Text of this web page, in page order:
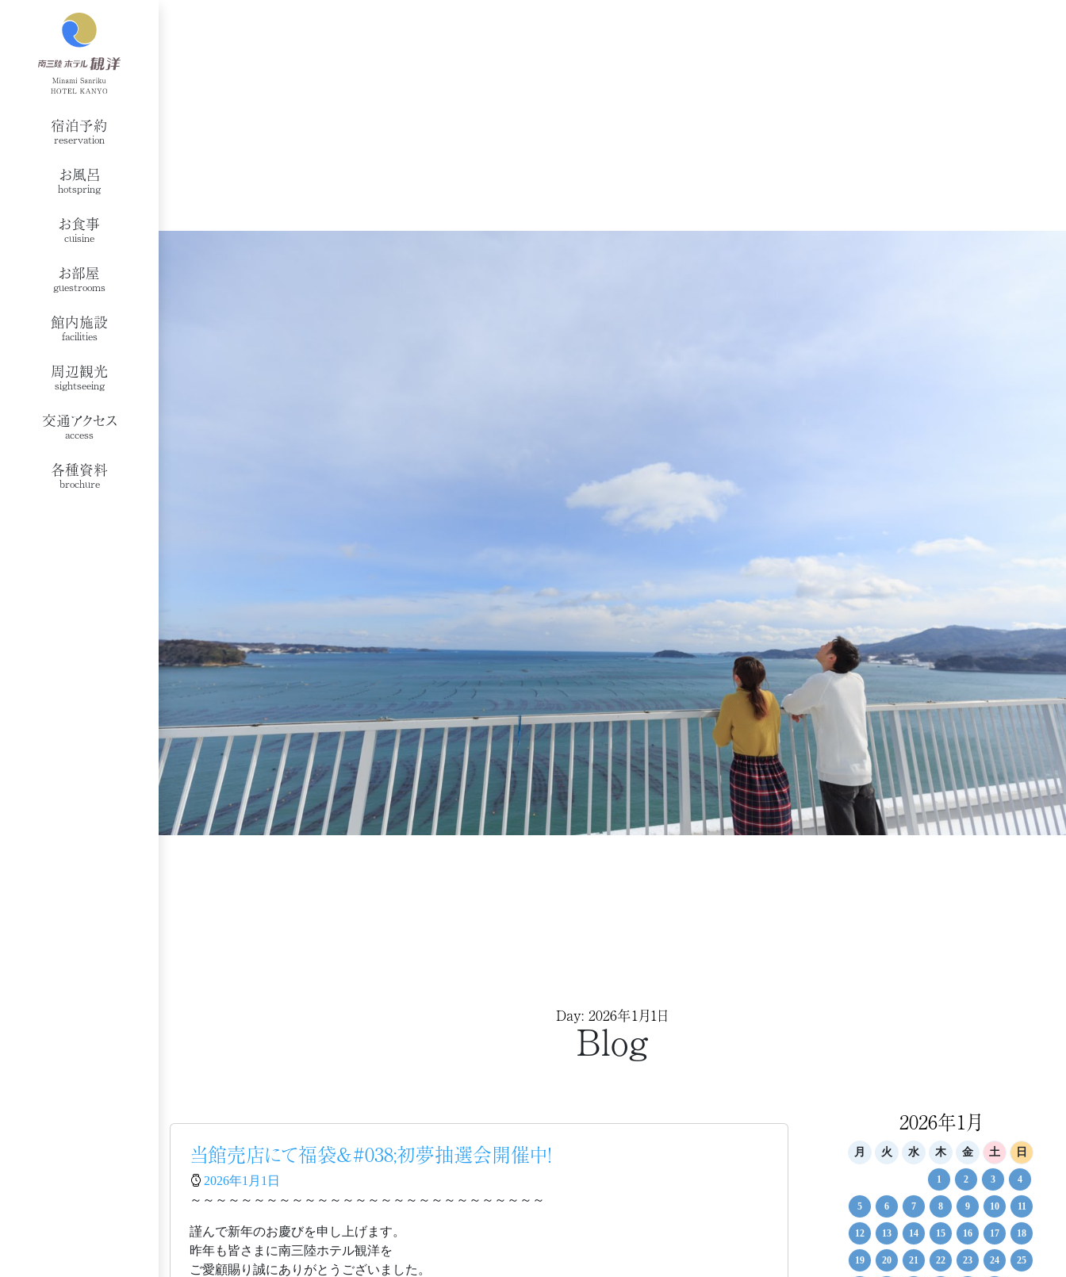
宿泊予約
reservation
お風呂
hotspring
お食事
cuisine
お部屋
guestrooms
館内施設
facilities
周辺観光
sightseeing
交通アクセス
access
各種資料
brochure
Day: 2026年1月1日
Blog
当館売店にて福袋&#038;初夢抽選会開催中！
2026年1月1日
～～～～～～～～～～～～～～～～～～～～～～～～～～～～
謹んで新年のお慶びを申し上げます。
昨年も皆さまに南三陸ホテル観洋を
ご愛顧賜り誠にありがとうございました。
2026年1月
月 火 水 木 金 土 日
1 2 3 4
5 6 7 8 9 10 11
12 13 14 15 16 17 18
19 20 21 22 23 24 25